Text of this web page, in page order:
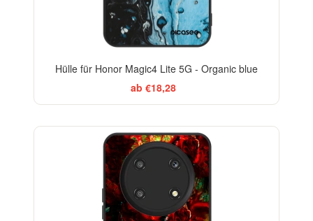
Hülle für Honor Magic4 Lite 5G - Organic blue
ab €18,28